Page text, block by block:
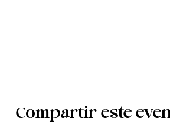
Compartir este